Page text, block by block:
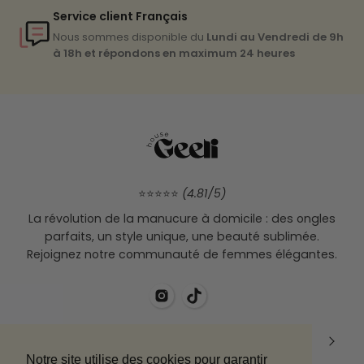
Notre site utilise des cookies pour garantir
Service client Français
Nous sommes disponible du Lundi au Vendredi de 9h
à 18h et répondons en maximum 24 heures
⭐⭐⭐⭐⭐ (4.81/5)
La révolution de la manucure à domicile : des ongles
parfaits, un style unique, une beauté sublimée.
Rejoignez notre communauté de femmes élégantes.